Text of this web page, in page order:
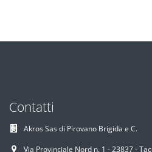
Contatti
Akros Sas di Pirovano Brigida e C.
Via Provinciale Nord n. 1 - 23837 -